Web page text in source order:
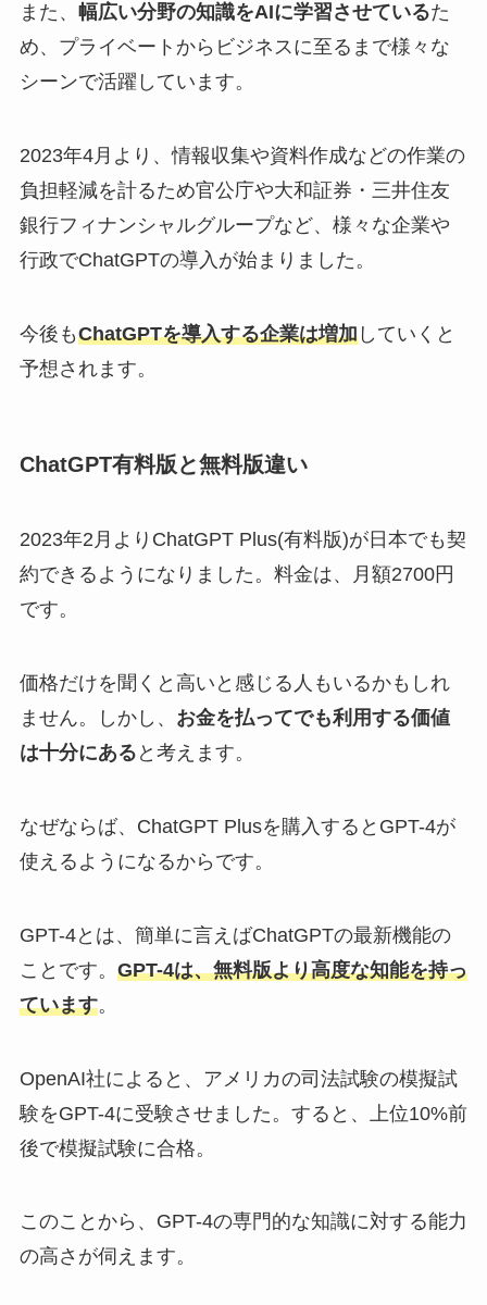
また、 幅広い分野の知識をAIに学習させているた
め、プライベートからビジネスに至るまで様々な
シーンで活躍しています。
2023年4月より、情報収集や資料作成などの作業の
負担軽減を計るため官公庁や大和証券・三井住友
銀行フィナンシャルグループなど、様々な企業や
行政でChatGPTの導入が始まりました。
今後もChatGPTを導入する企業は増加していくと
予想されます。
ChatGPT有料版と無料版違い
2023年2月よりChatGPT Plus(有料版)が日本でも契
約できるようになりました。料金は、月額2700円
です。
価格だけを聞くと高いと感じる人もいるかもしれ
ません。しかし、 お金を払ってでも利用する価値
は十分にある と考えます。
なぜならば、ChatGPT Plusを購入するとGPT-4が
使えるようになるからです。
GPT-4とは、簡単に言えばChatGPTの最新機能の
ことです。 GPT-4は、無料版より高度な知能を持っ
ています。
OpenAI社によると、アメリカの司法試験の模擬試
験をGPT-4に受験させました。すると、上位10%前
後で模擬試験に合格。
このことから、GPT-4の専門的な知識に対する能力
の高さが伺えます。